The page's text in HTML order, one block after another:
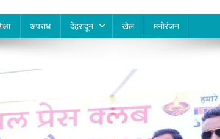
अपराध देहरादून खेल मनोरंजन